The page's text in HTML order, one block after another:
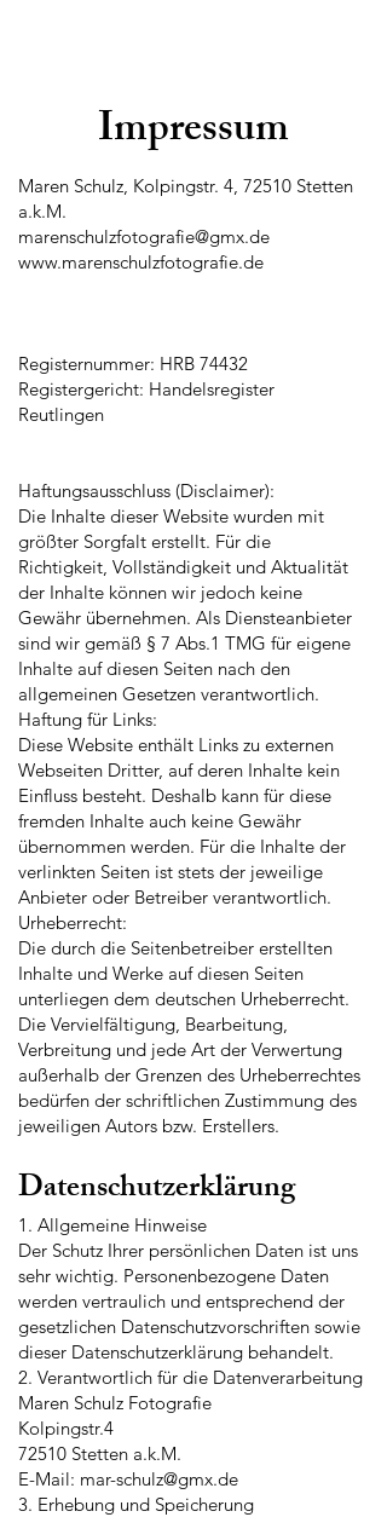
Impressum
Maren Schulz, Kolpingstr. 4, 72510 Stetten
a.k.M.
marenschulzfotografie@gmx.de
www.marenschulzfotografie.de
Registernummer: HRB 74432
Registergericht: Handelsregister
Reutlingen
Haftungsausschluss (Disclaimer):
Die Inhalte dieser Website wurden mit
größter Sorgfalt erstellt. Für die
Richtigkeit, Vollständigkeit und Aktualität
der Inhalte können wir jedoch keine
Gewähr übernehmen. Als Diensteanbieter
sind wir gemäß § 7 Abs.1 TMG für eigene
Inhalte auf diesen Seiten nach den
allgemeinen Gesetzen verantwortlich.
Haftung für Links:
Diese Website enthält Links zu externen
Webseiten Dritter, auf deren Inhalte kein
Einfluss besteht. Deshalb kann für diese
fremden Inhalte auch keine Gewähr
übernommen werden. Für die Inhalte der
verlinkten Seiten ist stets der jeweilige
Anbieter oder Betreiber verantwortlich.
Urheberrecht:
Die durch die Seitenbetreiber erstellten
Inhalte und Werke auf diesen Seiten
unterliegen dem deutschen Urheberrecht.
Die Vervielfältigung, Bearbeitung,
Verbreitung und jede Art der Verwertung
außerhalb der Grenzen des Urheberrechtes
bedürfen der schriftlichen Zustimmung des
jeweiligen Autors bzw. Erstellers.
Datenschutzerklärung
1. Allgemeine Hinweise
Der Schutz Ihrer persönlichen Daten ist uns
sehr wichtig. Personenbezogene Daten
werden vertraulich und entsprechend der
gesetzlichen Datenschutzvorschriften sowie
dieser Datenschutzerklärung behandelt.
2. Verantwortlich für die Datenverarbeitung
Maren Schulz Fotografie
Kolpingstr.4
72510 Stetten a.k.M.
E-Mail: mar-schulz@gmx.de
3. Erhebung und Speicherung